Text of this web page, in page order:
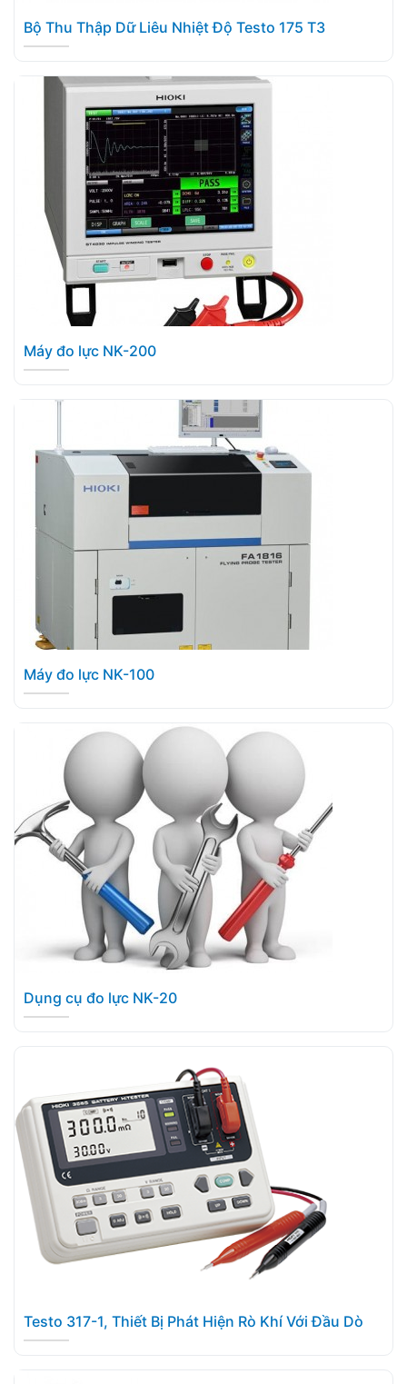
Bộ Thu Thập Dữ Liêu Nhiệt Độ Testo 175 T3
Máy đo lực NK-200
Máy đo lực NK-100
Dụng cụ đo lực NK-20
Testo 317-1, Thiết Bị Phát Hiện Rò Khí Với Đầu Dò